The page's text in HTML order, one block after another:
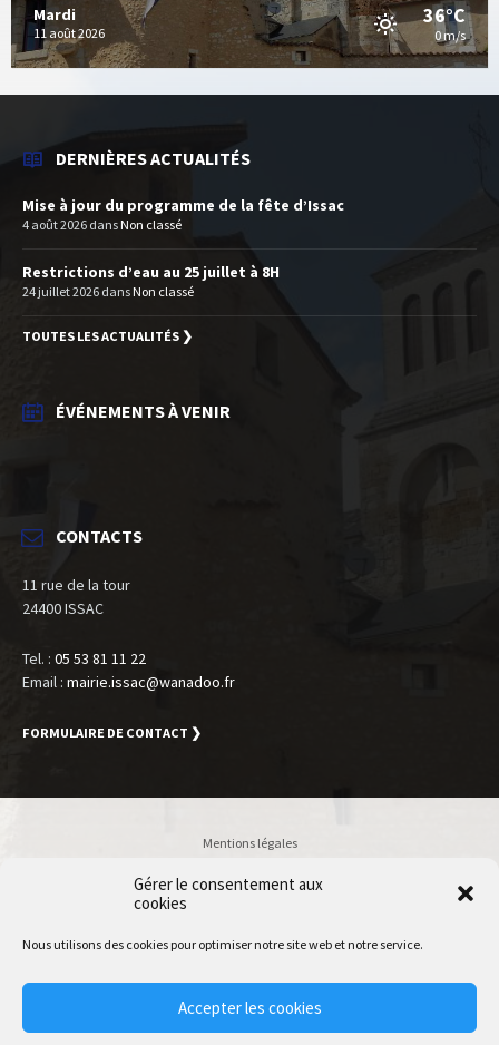
Gérer le consentement aux
cookies
Nous utilisons des cookies pour optimiser notre site web et notre service.
Accepter les cookies
Mardi
11 août 2026
36°C
0 m/s
DERNIÈRES ACTUALITÉS
Mise à jour du programme de la fête d’Issac
4 août 2026 dansNon classé
Restrictions d’eau au 25 juillet à 8H
24 juillet 2026 dansNon classé
TOUTES LES ACTUALITÉS ❯
ÉVÉNEMENTS À VENIR
CONTACTS
11 rue de la tour
24400 ISSAC
Tel. : 05 53 81 11 22
Email : mairie.issac@wanadoo.fr
FORMULAIRE DE CONTACT ❯
Mentions légales